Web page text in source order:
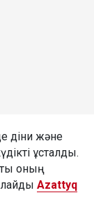
діни және
ұсталды.
оның
Azattyq